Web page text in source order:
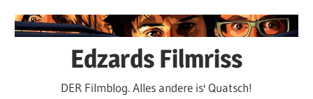
Inhalt
Edzards Filmriss
DER Filmblog. Alles andere is' Quatsch!